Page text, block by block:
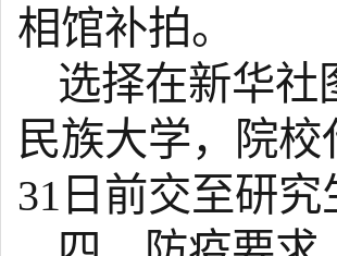
相馆补拍。
选择在新华社
民族大学，院校
31日前交至研